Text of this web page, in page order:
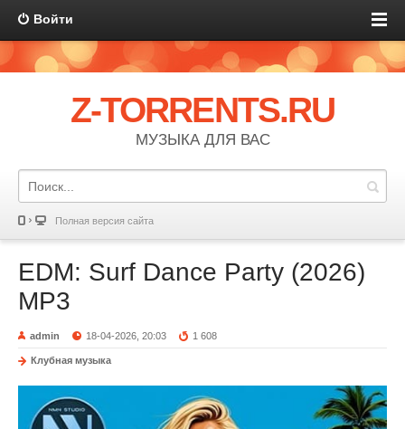
Войти
Z-TORRENTS.RU
МУЗЫКА ДЛЯ ВАС
Полная версия сайта
EDM: Surf Dance Party (2026)
MP3
admin 18-04-2026, 20:03 1 608
Клубная музыка